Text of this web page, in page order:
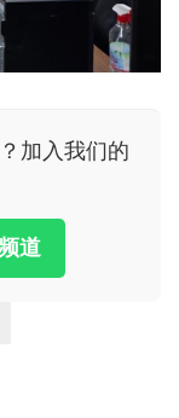
加入我们的
道